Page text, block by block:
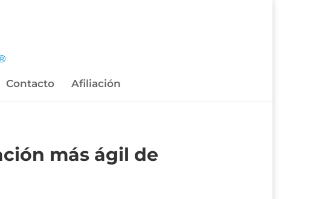
Contacto Afiliación
más ágil de